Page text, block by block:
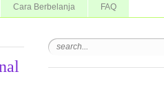
Cara Berbelanja FAQ